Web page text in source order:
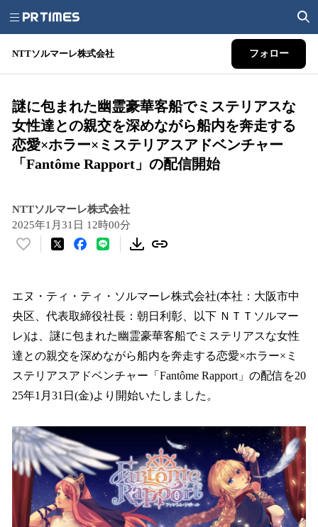
NTTソルマーレ株式会社 フォロー
謎に包まれた幽霊豪華客船でミステリアスな
女性達との親交を深めながら船内を奔走する
恋愛×ホラー×ミステリアスアドベンチャー
「Fantôme Rapport」の配信開始
NTTソルマーレ株式会社
2025年1月31日 12時00分
い
！
数
読
み
込
み
中
す
エヌ・ティ・ティ・ソルマーレ株式会社(本社：大阪市中
央区、代表取締役社長：朝日利彰、以下 ＮＴＴソルマー
レ)は、謎に包まれた幽霊豪華客船でミステリアスな女性
達との親交を深めながら船内を奔走する恋愛×ホラー×ミ
ステリアスアドベンチャー「Fantôme Rapport」の配信を20
25年1月31日(金)より開始いたしました。